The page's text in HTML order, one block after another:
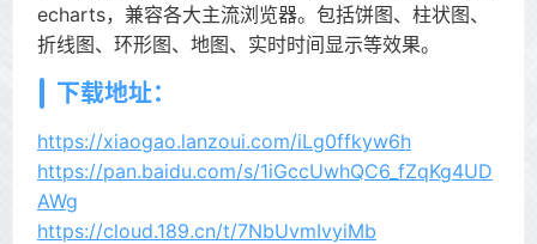
echarts，兼容各大主流浏览器。包括饼图、柱状图、
折线图、环形图、地图、实时时间显示等效果。
下载地址：
https://xiaogao.lanzoui.com/iLg0ffkyw6h
https://pan.baidu.com/s/1iGccUwhQC6_fZqKg4UD
AWg
https://cloud.189.cn/t/7NbUvmIvyiMb